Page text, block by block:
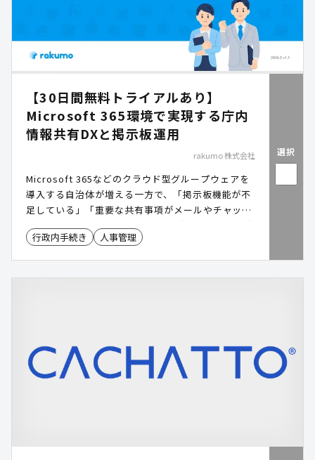
【30日間無料トライアルあり】
Microsoft 365環境で実現する庁内
情報共有DXと掲示板運用
rakumo 株式会社
Microsoft 365などのクラウド型グループウェアを
導入する自治体が増える一方で、「掲示板機能が不
足している」「重要な共有事項がメールやチャット
に埋もれてしまう」といった課題が生じるケースが
あります。また、庁内ポータルや情報共有基盤の整
どにより、庁内情報共有の効率化とDX推進を支援し
ます。
行政内手続き 人事管理
選択